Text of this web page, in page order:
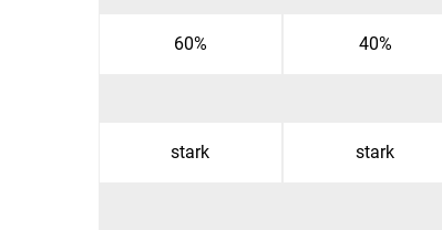
60% 40%
stark stark